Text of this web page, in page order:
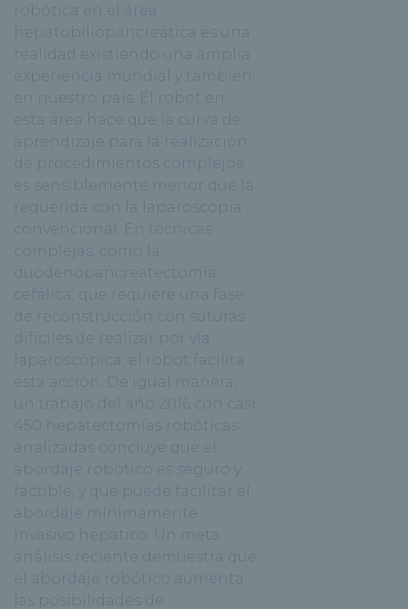
robótica en el área
hepatobiliopancreática es una
realidad existiendo una amplia
experiencia mundial y también
en nuestro país. El robot en
esta área hace que la curva de
aprendizaje para la realización
de procedimientos complejos
es sensiblemente menor que la
requerida con la laparoscopia
convencional. En técnicas
complejas, como la
duodenopancreatectomía
cefálica, que requiere una fase
de reconstrucción con suturas
difíciles de realizar por vía
laparoscópica, el robot facilita
esta acción. De igual manera,
un trabajo del año 2016 con casi
450 hepatectomías robóticas
analizadas concluye que el
abordaje robótico es seguro y
factible, y que puede facilitar el
abordaje mínimamente
invasivo hepático. Un meta
análisis reciente demuestra que
el abordaje robótico aumenta
las posibilidades de